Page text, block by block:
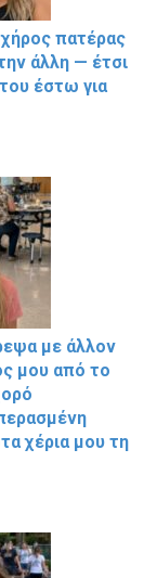
χήρος πατέρας
άλλη — έτσι
έστω για
με άλλον
μου από το
χέρια μου τη